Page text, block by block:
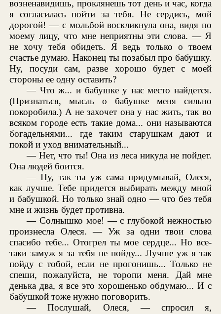
возненавидишь, проклянешь тот день и час, когда
я согласилась пойти за тебя. Не сердись, мой
дорогой! — с мольбой воскликнула она, видя по
моему лицу, что мне неприятны эти слова. — Я
не хочу тебя обидеть. Я ведь только о твоем
счастье думаю. Наконец ты позабыл про бабушку.
Ну, посуди сам, разве хорошо будет с моей
стороны ее одну оставить?
— Что ж... и бабушке у нас место найдется.
(Признаться, мысль о бабушке меня сильно
покоробила.) А не захочет она у нас жить, так во
всяком городе есть такие дома... они называются
богадельнями... где таким старушкам дают и
покой и уход внимательный...
— Нет, что ты! Она из леса никуда не пойдет.
Она людей боится.
— Ну, так ты уж сама придумывай, Олеся,
как лучше. Тебе придется выбирать между мной
и бабушкой. Но только знай одно — что без тебя
мне и жизнь будет противна.
— Солнышко мое! — с глубокой нежностью
произнесла Олеся. — Уж за одни твои слова
спасибо тебе... Отогрел ты мое сердце... Но все-
таки замуж я за тебя не пойду... Лучше уж я так
пойду с тобой, если не прогонишь... Только не
спеши, пожалуйста, не торопи меня. Дай мне
денька два, я все это хорошенько обдумаю... И с
бабушкой тоже нужно поговорить.
— Послушай, Олеся, — спросил я,